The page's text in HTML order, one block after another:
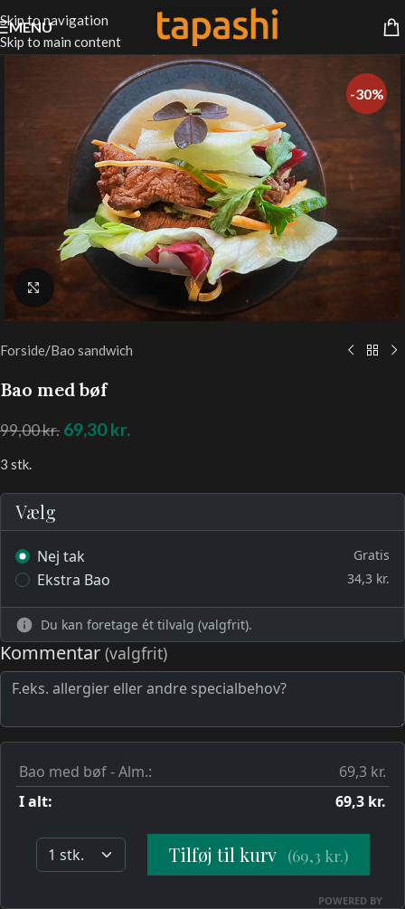
Skip to navigation
Skip to main content
MENU
-30%
Klik for at forstørre
Forside/Bao sandwich
Bao med bøf
99,00kr. 69,30kr.
3 stk.